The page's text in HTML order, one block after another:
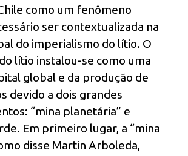
como um fenômeno
ser contextualizada na
do imperialismo do lítio. O
lítio instalou-se como uma
global e da produção de
devido a dois grandes
“mina planetária” e
Em primeiro lugar, a “mina
disse Martin Arboleda,